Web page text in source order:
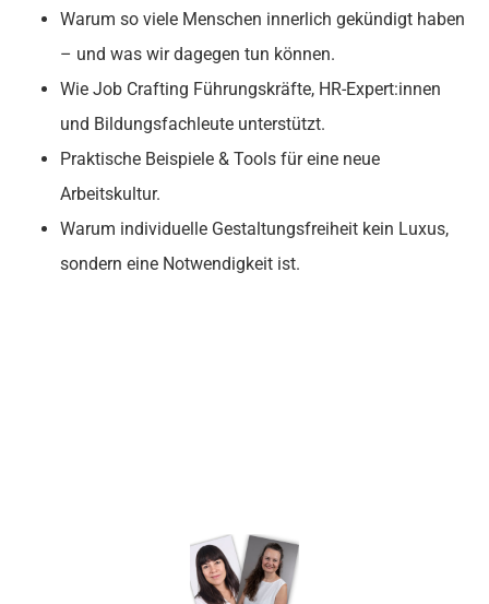
Warum so viele Menschen innerlich gekündigt haben
– und was wir dagegen tun können.
Wie Job Crafting Führungskräfte, HR-Expert:innen
und Bildungsfachleute unterstützt.
Praktische Beispiele & Tools für eine neue
Arbeitskultur.
Warum individuelle Gestaltungsfreiheit kein Luxus,
sondern eine Notwendigkeit ist.